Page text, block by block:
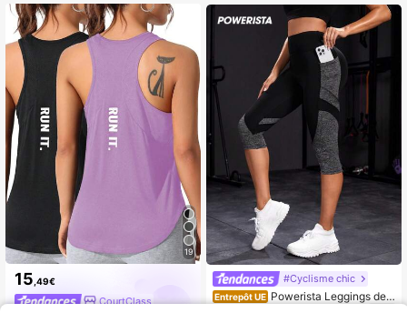
19
15 ,49€
CourtClass
#Cyclisme chic
Entrepôt UE Powerista Leggings de s